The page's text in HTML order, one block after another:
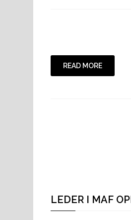
READ MORE
LEDER I MAF